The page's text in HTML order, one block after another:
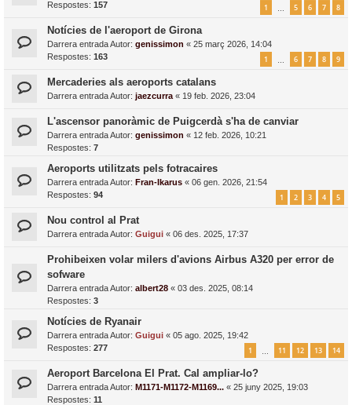
Respostes: 157 1 5 6 7 8
Notícies de l'aeroport de Girona
Darrera entrada Autor: genissimon « 25 març 2026, 14:04
Respostes: 163 1 6 7 8 9
Mercaderies als aeroports catalans
Darrera entrada Autor: jaezcurra « 19 feb. 2026, 23:04
L'ascensor panoràmic de Puigcerdà s'ha de canviar
Darrera entrada Autor: genissimon « 12 feb. 2026, 10:21
Respostes: 7
Aeroports utilitzats pels fotracaires
Darrera entrada Autor: Fran-Ikarus « 06 gen. 2026, 21:54
Respostes: 94 1 2 3 4 5
Nou control al Prat
Darrera entrada Autor: Guigui « 06 des. 2025, 17:37
Prohibeixen volar milers d'avions Airbus A320 per error de
sofware
Darrera entrada Autor: albert28 « 03 des. 2025, 08:14
Respostes: 3
Notícies de Ryanair
Darrera entrada Autor: Guigui « 05 ago. 2025, 19:42
Respostes: 277 1 11 12 13 14
Aeroport Barcelona El Prat. Cal ampliar-lo?
Darrera entrada Autor: M1171-M1172-M1169... « 25 juny 2025, 19:03
Respostes: 11